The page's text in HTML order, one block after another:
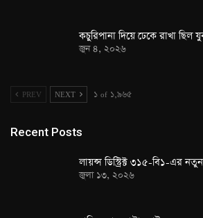
কচুরিপানা দিয়ে ঢেকে রাখা ছিল
জুন ৪, ২০২৬
PREV NEXT ১ of ১,৯৬৫
Recent Posts
লায়ন্স ডিস্ট্রিক্ট ৩১৫-বি১-এর
জুলা ১৩, ২০২৬